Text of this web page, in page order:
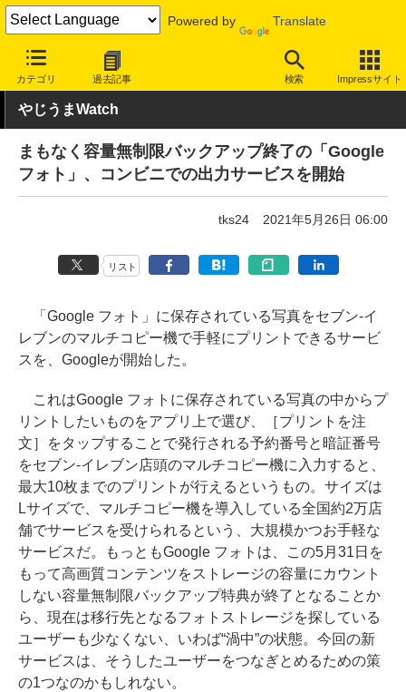
Powered by Translate
カテゴリ 過去記事 検索 Impressサイト
INTERNET Watch サービス/ソフト サービス 画像/動画
やじうまWatch
まもなく容量無制限バックアップ終了の「Google
フォト」、コンビニでの出力サービスを開始
tks24 2021年5月26日 06:00
リスト
「Google フォト」に保存されている写真をセブン-イ
レブンのマルチコピー機で手軽にプリントできるサービ
スを、Googleが開始した。
これはGoogle フォトに保存されている写真の中からプ
リントしたいものをアプリ上で選び、［プリントを注
文］をタップすることで発行される予約番号と暗証番号
をセブン-イレブン店頭のマルチコピー機に入力すると、
最大10枚までのプリントが行えるというもの。サイズは
Lサイズで、マルチコピー機を導入している全国約2万店
舗でサービスを受けられるという、大規模かつお手軽な
サービスだ。もっともGoogle フォトは、この5月31日を
もって高画質コンテンツをストレージの容量にカウント
しない容量無制限バックアップ特典が終了となることか
ら、現在は移行先となるフォトストレージを探している
ユーザーも少なくない、いわば“渦中”の状態。今回の新
サービスは、そうしたユーザーをつなぎとめるための策
の1つなのかもしれない。